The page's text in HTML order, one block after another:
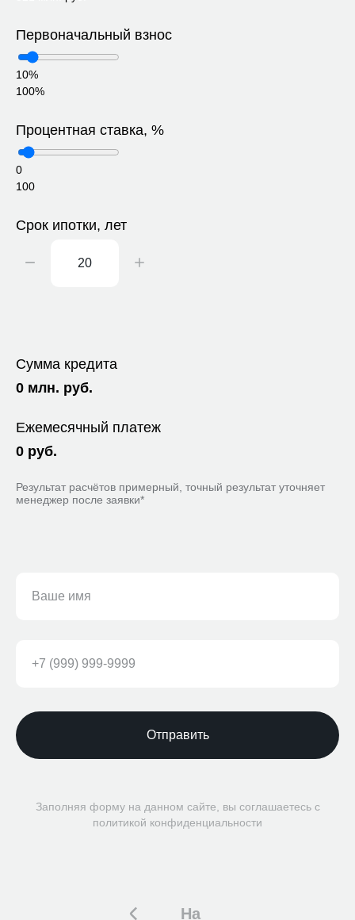
Первоначальный взнос
10%
100%
Процентная ставка, %
0
100
Срок ипотки, лет
Сумма кредита
0 млн. руб.
Ежемесячный платеж
0 руб.
Результат расчётов примерный, точный результат уточняет
менеджер после заявки*
Отправить
Заполняя форму на данном сайте, вы соглашаетесь с
политикой конфиденциальности
На